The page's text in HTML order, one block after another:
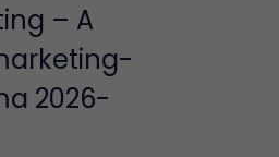
– A
2026-